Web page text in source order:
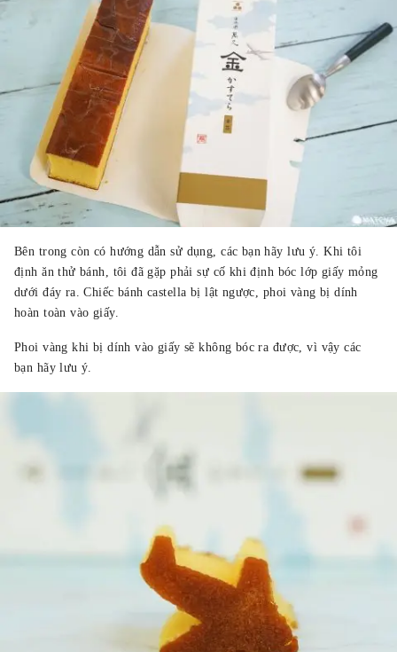
Bên trong còn có hướng dẫn sử dụng, các bạn hãy lưu ý. Khi tôi
định ăn thử bánh, tôi đã gặp phải sự cố khi định bóc lớp giấy mỏng
dưới đáy ra. Chiếc bánh castella bị lật ngược, phoi vàng bị dính
hoàn toàn vào giấy.
Phoi vàng khi bị dính vào giấy sẽ không bóc ra được, vì vậy các
bạn hãy lưu ý.